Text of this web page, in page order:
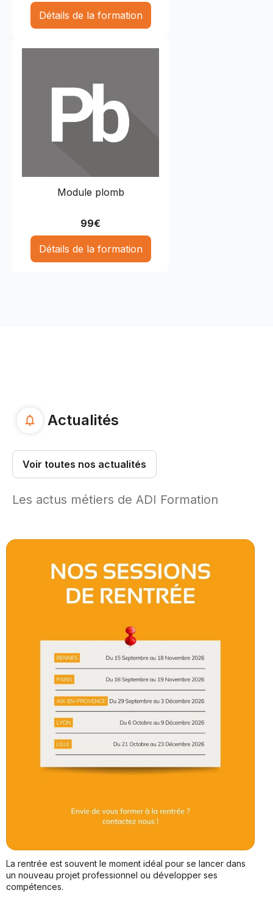
Détails de la formation
Module plomb
99€
Détails de la formation
Actualités
Voir toutes nos actualités
Les actus métiers de ADI Formation
La rentrée est souvent le moment idéal pour se lancer dans
un nouveau projet professionnel ou développer ses
compétences.